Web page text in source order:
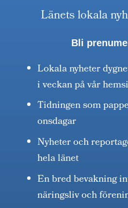
Länets lokala
Bli
Lokala nyheter
i veckan på vår
Tidningen som
onsdagar
Nyheter och
hela länet
En bred bevakning
näringsliv och